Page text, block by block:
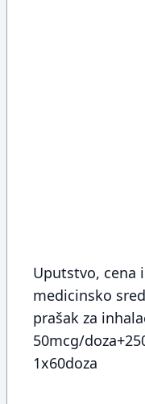
Uputstvo, cena
medicinsko
prašak za
50mcg/
1x60doza